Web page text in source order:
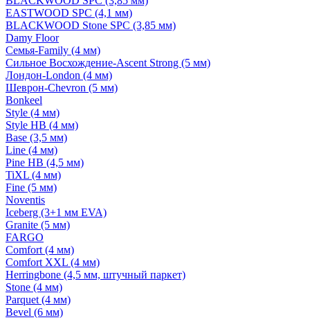
EASTWOOD SPC (4,1 мм)
BLACKWOOD Stone SPC (3,85 мм)
Damy Floor
Семья-Family (4 мм)
Сильное Восхождение-Ascent Strong (5 мм)
Лондон-London (4 мм)
Шеврон-Chevron (5 мм)
Bonkeel
Style (4 мм)
Style HB (4 мм)
Base (3,5 мм)
Line (4 мм)
Pine HB (4,5 мм)
TiXL (4 мм)
Fine (5 мм)
Noventis
Iceberg (3+1 мм EVA)
Granite (5 мм)
FARGO
Comfort (4 мм)
Comfort XXL (4 мм)
Herringbone (4,5 мм, штучный паркет)
Stone (4 мм)
Parquet (4 мм)
Bevel (6 мм)